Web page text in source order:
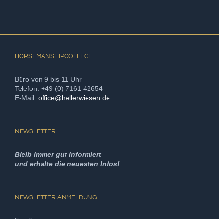
HORSEMANSHIPCOLLEGE
Büro von 9 bis 11 Uhr
Telefon: +49 (0) 7161 42654
E-Mail: office@hellerwiesen.de
NEWSLETTER
Bleib immer gut informiert
und erhalte die neuesten Infos!
NEWSLETTER ANMELDUNG